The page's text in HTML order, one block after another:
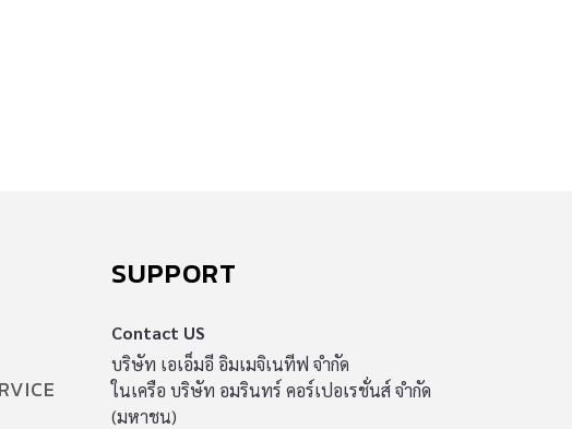
SUPPORT
Contact US
บริษัท เอเอ็มอี อิมเมจิเนทีฟ จำกัด
ในเครือ บริษัท อมรินทร์ คอร์เปอเรชั่นส์ จำกัด
(มหาชน)